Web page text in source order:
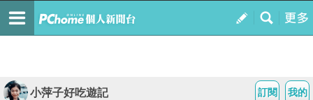
我的
訂閱
小萍子好吃遊記